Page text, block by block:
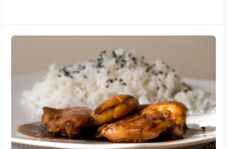
Salmone,
Gamberi,
ovvero
Salsa